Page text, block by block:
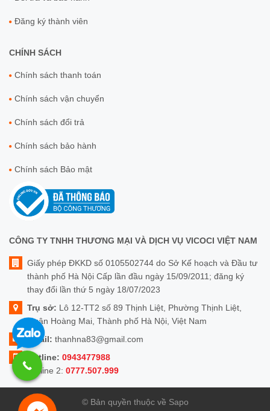
Đăng ký thành viên
CHÍNH SÁCH
Chính sách thanh toán
Chính sách vận chuyển
Chính sách đổi trả
Chính sách bảo hành
Chính sách Bảo mật
CÔNG TY TNHH THƯƠNG MẠI VÀ DỊCH VỤ VICOCI VIỆT NAM
Giấy phép ĐKKD số 0105502744 do Sở Kế hoạch và Đầu tư
thành phố Hà Nội Cấp lần đầu ngày 15/09/2011; đăng ký
thay đổi lần thứ 5 ngày 18/07/2023
Trụ sở: Lô 12-TT2 số 89 Thịnh Liệt, Phường Thịnh Liệt,
Quận Hoàng Mai, Thành phố Hà Nội, Việt Nam
Email: thanhna83@gmail.com
Hotline: 0943477988
Hotline 2: 0777.507.999
© Bản quyền thuộc về Sapo